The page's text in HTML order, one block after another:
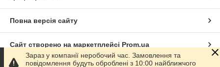
Повна версія сайту
Сайт створено на маркетплейсі Prom.ua
Зараз у компанії неробочий час. Замовлення та
повідомлення будуть оброблені з 10:00 найближчого